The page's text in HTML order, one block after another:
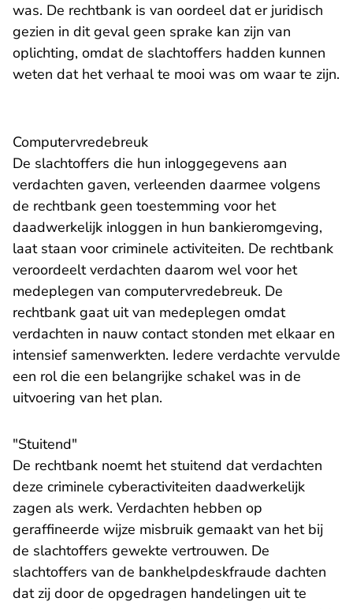
was. De rechtbank is van oordeel dat er juridisch
gezien in dit geval geen sprake kan zijn van
oplichting, omdat de slachtoffers hadden kunnen
weten dat het verhaal te mooi was om waar te zijn.
Computervredebreuk
De slachtoffers die hun inloggegevens aan
verdachten gaven, verleenden daarmee volgens
de rechtbank geen toestemming voor het
daadwerkelijk inloggen in hun bankieromgeving,
laat staan voor criminele activiteiten. De rechtbank
veroordeelt verdachten daarom wel voor het
medeplegen van computervredebreuk. De
rechtbank gaat uit van medeplegen omdat
verdachten in nauw contact stonden met elkaar en
intensief samenwerkten. Iedere verdachte vervulde
een rol die een belangrijke schakel was in de
uitvoering van het plan.
"Stuitend"
De rechtbank noemt het stuitend dat verdachten
deze criminele cyberactiviteiten daadwerkelijk
zagen als werk. Verdachten hebben op
geraffineerde wijze misbruik gemaakt van het bij
de slachtoffers gewekte vertrouwen. De
slachtoffers van de bankhelpdeskfraude dachten
dat zij door de opgedragen handelingen uit te